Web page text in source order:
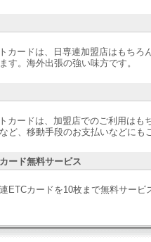
カードは、日専連加盟店はもちろ
す。海外出張の強い味方です。
カードは、加盟店でのご利用はも
ど、移動手段のお支払いなどにも
ード無料サービス
ETCカードを10枚まで無料サービ